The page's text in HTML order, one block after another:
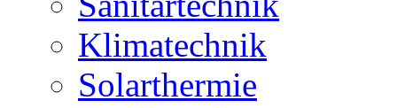
Klimatechnik
Solarthermie